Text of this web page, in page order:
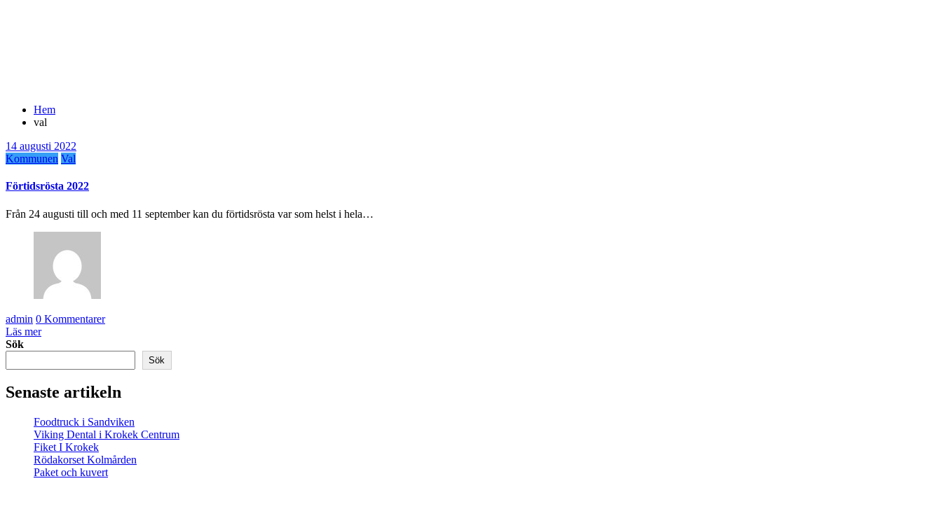
Hem
val
14 augusti 2022
Kommunen Val
Förtidsrösta 2022
Från 24 augusti till och med 11 september kan du förtidsrösta var som helst i hela…
admin 0 Kommentarer
Läs mer
Sök
Sök
Senaste artikeln
Foodtruck i Sandviken
Viking Dental i Krokek Centrum
Fiket I Krokek
Rödakorset Kolmården
Paket och kuvert